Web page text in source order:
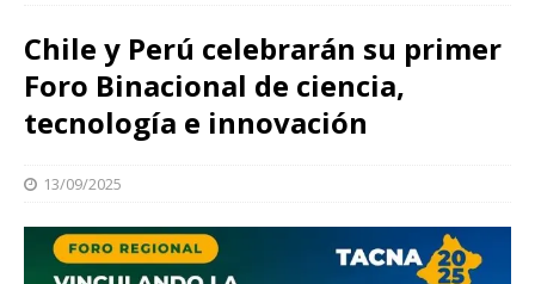
Chile y Perú celebrarán su primer
Foro Binacional de ciencia,
tecnología e innovación
13/09/2025